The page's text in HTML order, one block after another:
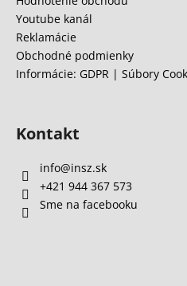
Youtube kanál
Reklamácie
Obchodné podmienky
Informácie: GDPR | Súbory
Kontakt
info@insz.sk
+421 944 367 573
Sme na facebooku